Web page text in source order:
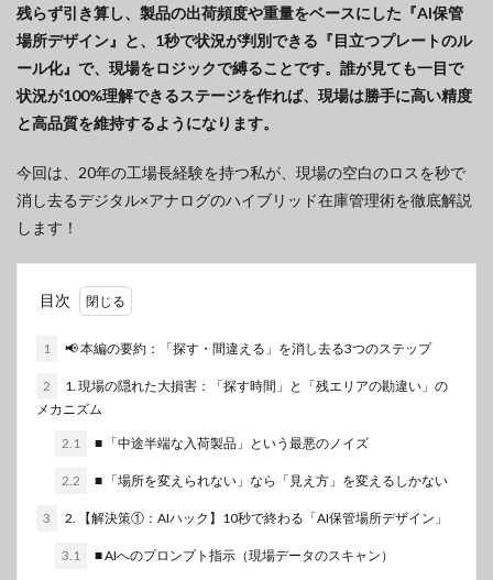
残らず引き算し、製品の出荷頻度や重量をベースにした『AI保管
場所デザイン』と、1秒で状況が判別できる『目立つプレートのル
ール化』で、現場をロジックで縛ることです。誰が見ても一目で
状況が100%理解できるステージを作れば、現場は勝手に高い精度
と高品質を維持するようになります。
今回は、20年の工場長経験を持つ私が、現場の空白のロスを秒で
消し去るデジタル×アナログのハイブリッド在庫管理術を徹底解説
します！
目次
1 📢 本編の要約：「探す・間違える」を消し去る3つのステップ
2
1. 現場の隠れた大損害：「探す時間」と「残エリアの勘違い」の
メカニズム
2.1 ■ 「中途半端な入荷製品」という最悪のノイズ
2.2 ■ 「場所を変えられない」なら「見え方」を変えるしかない
3 2. 【解決策①：AIハック】10秒で終わる「AI保管場所デザイン」
3.1 ■ AIへのプロンプト指示（現場データのスキャン）